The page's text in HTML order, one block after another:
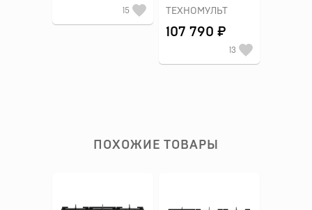
15 ТЕХНОМУЛЬТ
107 790 ₽
13
ПОХОЖИЕ ТОВАРЫ